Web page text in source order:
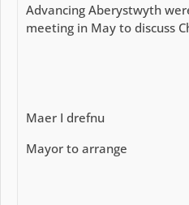
Advancing Aberystwyth
meeting in May to discuss
Maer I drefnu
Mayor to arrange